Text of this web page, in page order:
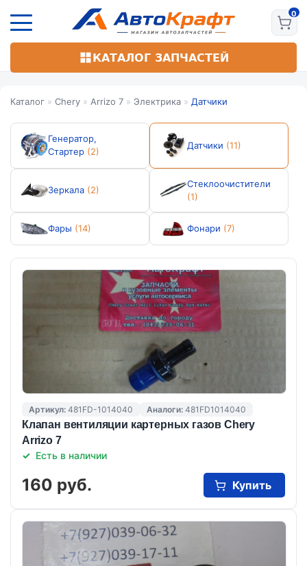
основному
КАТАЛОГ ЗАПЧАСТЕЙ
Каталог » Chery » Arrizo 7 » Электрика » Датчики
Генератор,
Стартер (2)
Датчики (11)
Зеркала (2)
Стеклоочистители
(1)
Фары (14) Фонари (7)
Артикул: 481FD-1014040 Аналоги: 481FD1014040
Клапан вентиляции картерных газов Chery
Arrizo 7
Есть в наличии
160 руб. Купить